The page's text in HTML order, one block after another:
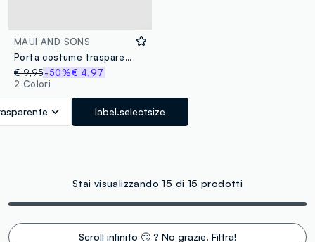
MAUI AND SONS
Porta costume trasparente con chiusura a zip
€ 9,95-50%€ 4,97
2 Colori
label.selectsize
Stai visualizzando 15 di 15 prodotti
Scroll infinito 🙄 ? No grazie. Filtra!